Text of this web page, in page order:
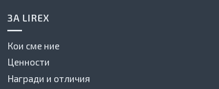
ЗА LIREX
Кои сме ние
Ценности
Награди и отличия